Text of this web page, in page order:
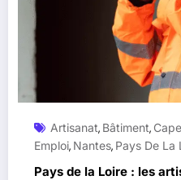
Artisanat, Bâtiment,
Emploi, Nantes, Pays De La
Pays de la Loire : les